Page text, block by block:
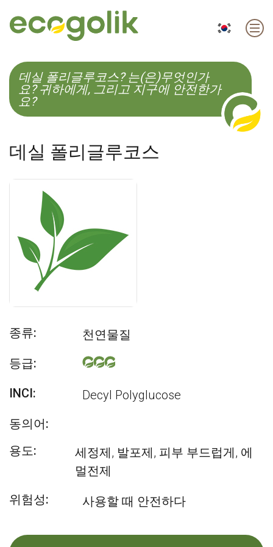
EN ES CS KO
데실 폴리글루코스? 는(은)무엇인가
요? 귀하에게, 그리고 지구에 안전한가
요?
데실 폴리글루코스
종류:
천연물질
등급:
INCI:
Decyl Polyglucose
동의어:
용도:
세정제, 발포제, 피부 부드럽게, 에
멀전제
위험성:
사용할 때 안전하다